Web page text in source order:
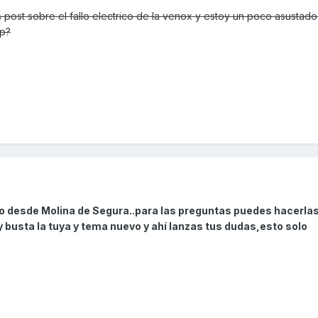
post sobre el fallo electrico de la venox y estoy un poco
desde Molina de Segura..para las preguntas puedes
la tuya y tema nuevo y ahí lanzas tus dudas,esto solo